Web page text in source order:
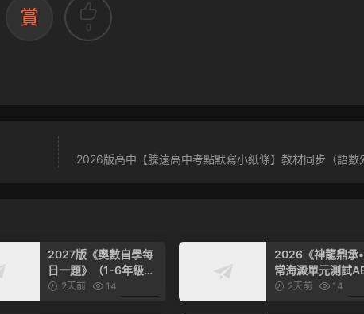
賞 0
2026版高中【騰遠高中考點默寫小紙條】教材同步（語數
2027版《奧數自學每
日一題》（1-6年級上
數學）
2天前
14
2026《神龍鼎承
常海澱單元測試
卷》（3-4年級上
2天前
14